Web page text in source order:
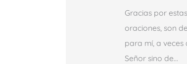
Gracias por
oraciones, son
para mí, a
Señor sino de…